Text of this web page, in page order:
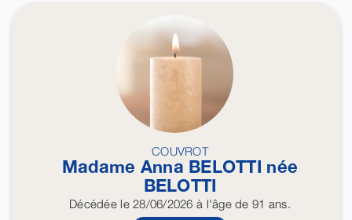
COUVROT
Madame Anna BELOTTI née
BELOTTI
Décédéele 28/06/2026 à l'âge de 91 ans.